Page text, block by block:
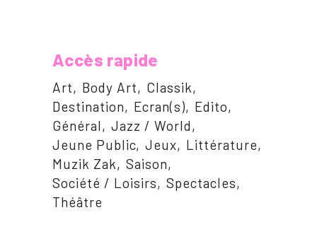
Accès rapide
Art Body Art
Classik
Destination
Ecran(s)
Edito
Général
Jazz / World
Jeune Public Jeux
Littérature
Muzik Zak
Saison
Société / Loisirs
Spectacles
Théâtre